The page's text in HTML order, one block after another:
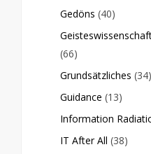
Gedöns (40)
(66)
Grundsätzliches (34)
Guidance (13)
Information
IT After All (38)